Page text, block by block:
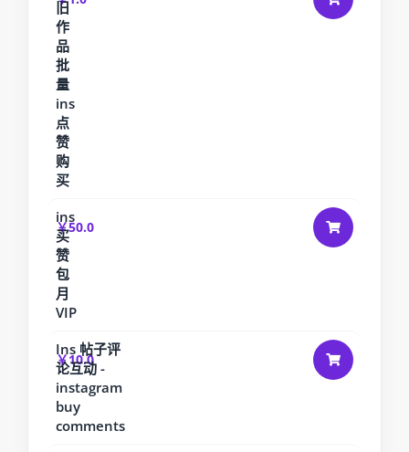
旧
作
品
批
量
ins
点
赞
购
买
ins
买
赞
包
月
VIP
￥50.0
Ins 帖子评
论互动 -
instagram
buy
comments
￥10.0